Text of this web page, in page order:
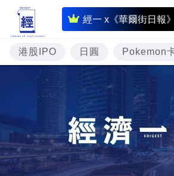
經一 x《華爾街日報》
即
時
財
經
專
題
投
資
樓
港股IPO 日圓 Pokemon